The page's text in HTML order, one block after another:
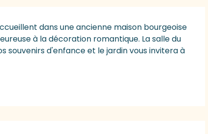
dans une ancienne maison bourgeoise
à la décoration romantique. La salle du
souvenirs d'enfance et le jardin vous invitera à